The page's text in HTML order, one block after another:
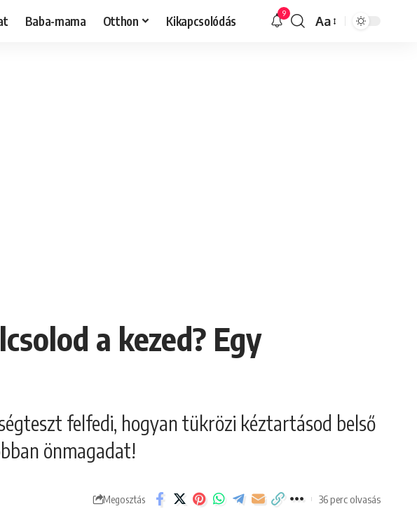
Baba-mama Otthon Kikapcsolódás 9
Font
Aa
a kezed? Egy
felfedi, hogyan tükrözi kéztartásod belső
önmagadat!
Megosztás 36 perc olvasás